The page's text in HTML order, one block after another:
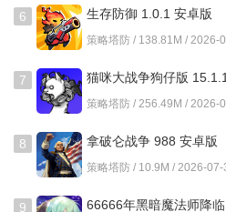
游戏以三国历史为深厚底蕴，将
入玩法，让玩家深入了解三国历史
玩家可根据个人喜好和战斗需求
技能、装备、神兵等，打造独一
阵营搭配、技能克制、属性克制
斗充满变数，每一场战斗都需要
在军团战中，既有激烈的武力交
6 生存防御 1.0.1 安卓版
策略塔防 / 138.81M / 2026-
7
猫咪大战争狗仔版 15.1.1
安卓版
策略塔防 / 256.49M / 2026-
8 拿破仑战争 988 安卓版
策略塔防 / 10.9M / 2026-07-
9 66666年黑暗魔法师降临